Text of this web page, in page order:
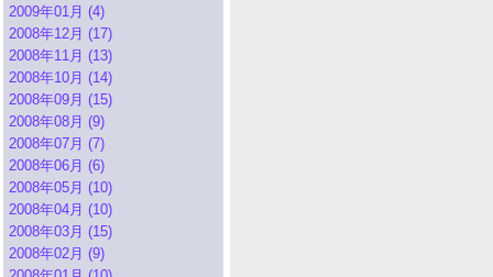
2009年01月 (4)
2008年12月 (17)
2008年11月 (13)
2008年10月 (14)
2008年09月 (15)
2008年08月 (9)
2008年07月 (7)
2008年06月 (6)
2008年05月 (10)
2008年04月 (10)
2008年03月 (15)
2008年02月 (9)